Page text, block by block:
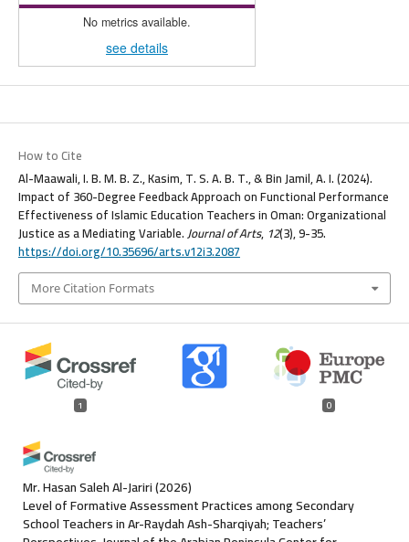
No metrics available.
see details
How to Cite
Al-Maawali, I. B. M. B. Z., Kasim, T. S. A. B. T., & Bin Jamil, A. I. (2024).
Impact of 360-Degree Feedback Approach on Functional Performance
Effectiveness of Islamic Education Teachers in Oman: Organizational
Justice as a Mediating Variable.Journal of Arts, 12(3), 9-35.
https://doi.org/10.35696/arts.v12i3.2087
More Citation Formats
1 0
Mr. Hasan Saleh Al-Jariri(2026)
Level of Formative Assessment Practices among Secondary
School Teachers in Ar-Raydah Ash-Sharqiyah; Teachers’